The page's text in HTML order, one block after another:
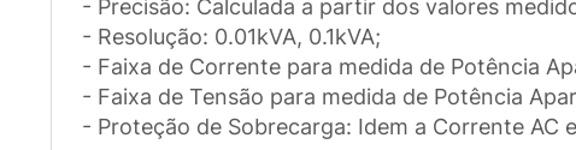
- Precisão: Calculada a partir dos valores
- Resolução: 0.01kVA, 0.1kVA;
- Faixa de Corrente para medida de Potência
- Faixa de Tensão para medida de Potência
- Proteção de Sobrecarga: Idem a Corrente AC